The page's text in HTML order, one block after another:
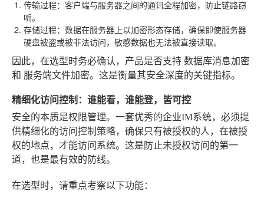
传输过程：客户端与服务器之间的通讯全程加密，防止链路窃
听。
存储过程：数据在服务器上以加密形态存储，确保即使服务器
硬盘被盗或被非法访问，敏感数据也无法被直接读取。
因此，在选型时务必确认，产品是否支持 数据库消息加密
和 服务端文件加密。这是衡量其安全深度的关键指标。
精细化访问控制：谁能看，谁能登，皆可控
安全的本质是权限管理。一套优秀的企业IM系统，必须提
供精细化的访问控制策略，确保只有被授权的人，在被授
权的地点，才能访问系统。这是防止未授权访问的第一
道，也是最有效的防线。
在选型时，请重点考察以下功能：